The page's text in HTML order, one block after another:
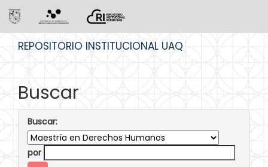
REPOSITORIO INSTITUCIONAL UAQ
Buscar
Buscar:
por